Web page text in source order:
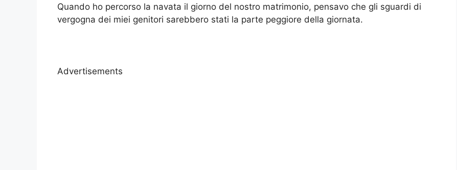
Quando ho percorso la navata il giorno del nostro matrimonio, pensavo che gli sguardi di
vergogna dei miei genitori sarebbero stati la parte peggiore della giornata.
Advertisements